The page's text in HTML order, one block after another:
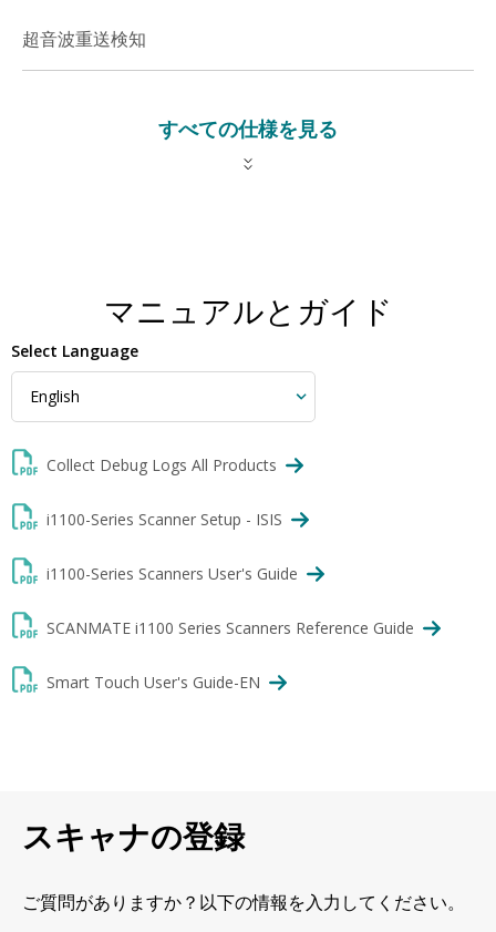
超音波重送検知
すべての仕様を見る
マニュアルとガイド
Select Language
Collect Debug Logs All Products
i1100-Series Scanner Setup - ISIS
i1100-Series Scanners User's Guide
SCANMATE i1100 Series Scanners Reference Guide
Smart Touch User's Guide-EN
スキャナの登録
ご質問がありますか？以下の情報を入力してください。